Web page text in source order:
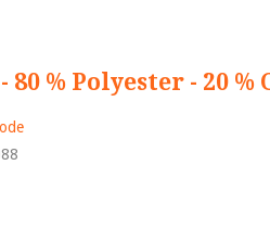
% Polyester - 20 %